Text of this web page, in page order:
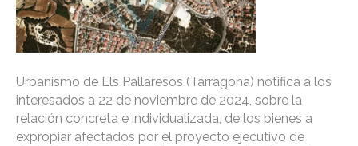
Urbanismo de Els Pallaresos (Tarragona) notifica a los
interesados a 22 de noviembre de 2024, sobre la
relación concreta e individualizada, de los bienes a
expropiar afectados por el proyecto ejecutivo de